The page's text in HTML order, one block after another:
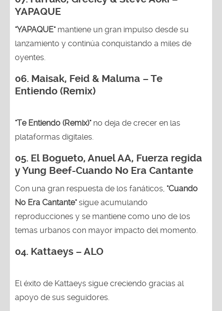
YAPAQUE
"YAPAQUE"mantiene un gran impulso desde su
lanzamiento y continúa conquistando a miles de
oyentes.
06. Maisak, Feid & Maluma – Te
Entiendo (Remix)
"Te Entiendo (Remix)"no deja de crecer en las
plataformas digitales.
05. El Bogueto, Anuel AA, Fuerza regida
y Yung Beef-Cuando No Era Cantante
Con una gran respuesta de los fanáticos, "Cuando
No Era Cantante"sigue acumulando
reproducciones y se mantiene como uno de los
temas urbanos con mayor impacto del momento.
04. Kattaeys – ALO
El éxito de Kattaeys sigue creciendo gracias al
apoyo de sus seguidores.